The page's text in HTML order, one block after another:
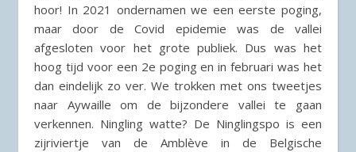
hoor! In 2021 ondernamen we een eerste poging,
maar door de Covid epidemie was de vallei
afgesloten voor het grote publiek. Dus was het
hoog tijd voor een 2e poging en in februari was het
dan eindelijk zo ver. We trokken met ons tweetjes
naar Aywaille om de bijzondere vallei te gaan
verkennen. Ningling watte? De Ninglingspo is een
zijriviertje van de Amblève in de Belgische